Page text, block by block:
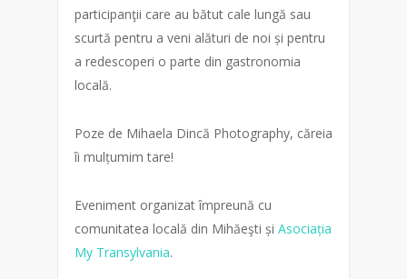
participanţii care au bătut cale lungă sau
scurtă pentru a veni alături de noi și pentru
a redescoperi o parte din gastronomia
locală.
Poze de Mihaela Dincă Photography, căreia
îi mulțumim tare!
Eveniment organizat împreună cu
comunitatea locală din Mihăeşti și Asociația
My Transylvania.